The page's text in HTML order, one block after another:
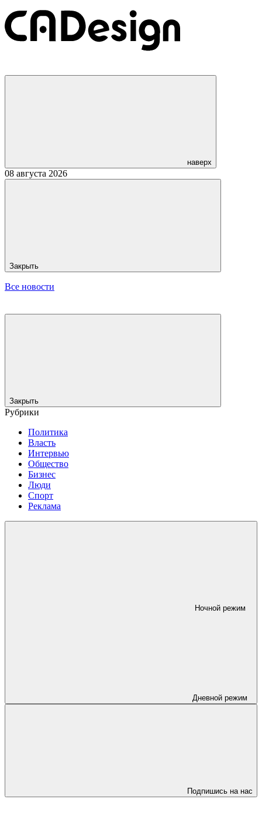
наверх
08 августа 2026
Закрыть
Все новости
Закрыть
Рубрики
Политика
Власть
Интервью
Общество
Бизнес
Люди
Спорт
Реклама
Ночной режим
Дневной режим
Подпишись на нас